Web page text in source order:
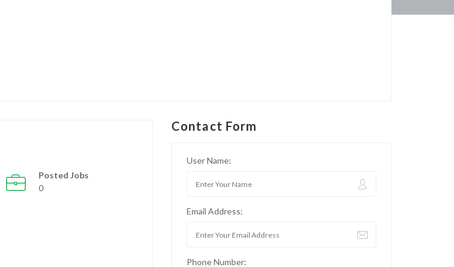
Posted Jobs
0
Contact Form
User Name:
Email Address:
Phone Number: